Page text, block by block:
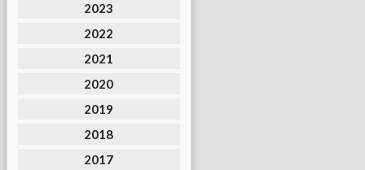
2023
2022
2021
2020
2019
2018
2017